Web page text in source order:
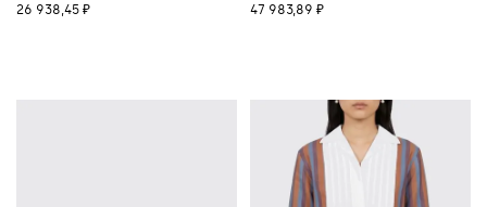
26 938,45 ₽ 47 983,89 ₽